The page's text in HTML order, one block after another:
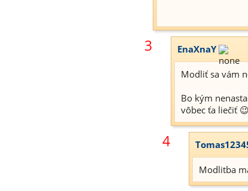
3 EnaXnaY
Modliť sa vám
Bo kým
vôbec ťa liečiť 😉
4
Modlitba